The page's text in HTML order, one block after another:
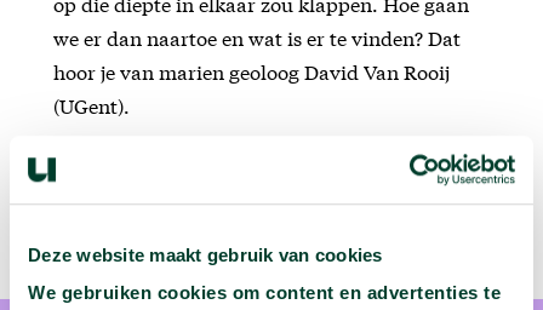
Deze website maakt gebruik van cookies
We gebruiken cookies om content en advertenties te
we er dan naartoe en wat is er te vinden? Dat
hoor je van marien geoloog David Van Rooij
(UGent).